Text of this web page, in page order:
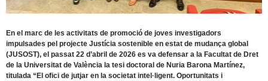
En el marc de les activitats de promoció de joves investigadors
impulsades pel projecte Justícia sostenible en estat de mudança global
(JUSOST), el passat 22 d’abril de 2026 es va defensar a la Facultat de Dret
de la Universitat de València la tesi doctoral de Nuria Barona Martínez,
titulada “El ofici de jutjar en la societat intel·ligent. Oportunitats i